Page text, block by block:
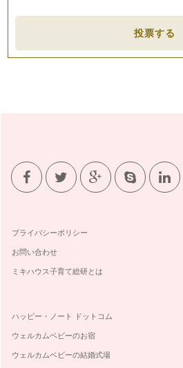
投票する
プライバシーポリシー
お問い合わせ
ミキハウス子育て総研とは
ハッピー・ノート ドットコム
ウェルカムベビーのお宿
ウェルカムベビーの結婚式場